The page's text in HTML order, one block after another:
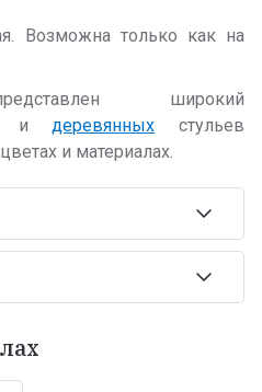
Возможна только как на
широкий
деревянных стульев
и материалах.